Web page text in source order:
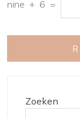
nine + 6 =
Zoeken